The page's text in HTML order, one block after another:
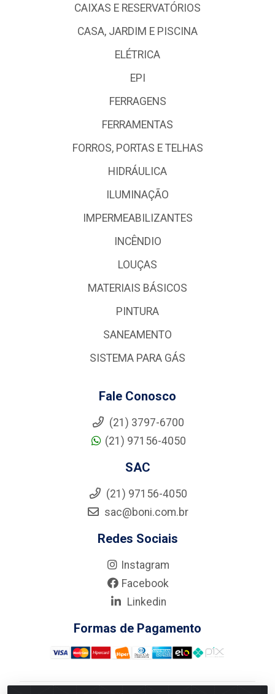
CAIXAS E RESERVATÓRIOS
CASA, JARDIM E PISCINA
ELÉTRICA
EPI
FERRAGENS
FERRAMENTAS
FORROS, PORTAS E TELHAS
HIDRÁULICA
ILUMINAÇÃO
IMPERMEABILIZANTES
INCÊNDIO
LOUÇAS
MATERIAIS BÁSICOS
PINTURA
SANEAMENTO
SISTEMA PARA GÁS
Fale Conosco
(21) 3797-6700
(21) 97156-4050
SAC
(21) 97156-4050
sac@boni.com.br
Redes Sociais
Instagram
Facebook
Linkedin
Formas de Pagamento